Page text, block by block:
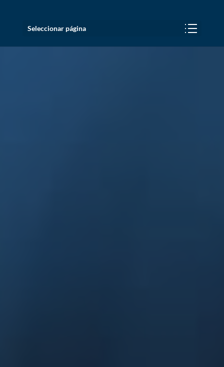
Seleccionar página